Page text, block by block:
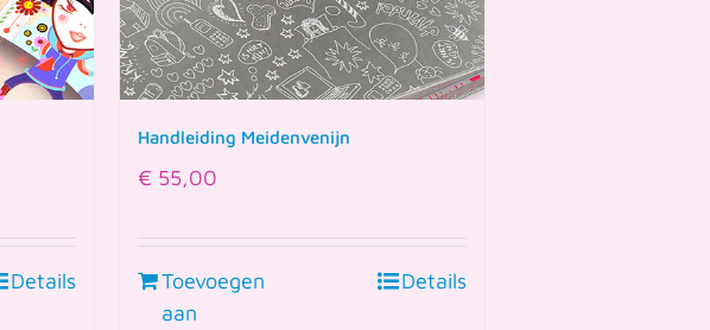
Details
Handleiding Meidenvenijn
€ 55,00
Toevoegen
aan
Details